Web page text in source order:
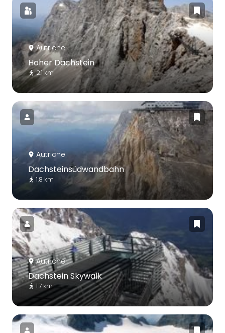
Autriche
Hoher Dachstein
2.1 km
Autriche
Dachsteinsüdwandbahn
1.8 km
Autriche
Dachstein Skywalk
1.7 km